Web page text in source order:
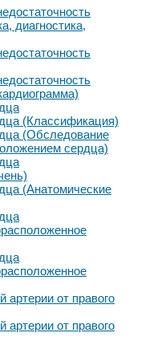
диагностика,
(Классификация)
(Обследование
сердца)
(Анатомические
артерии от правого
артерии от правого